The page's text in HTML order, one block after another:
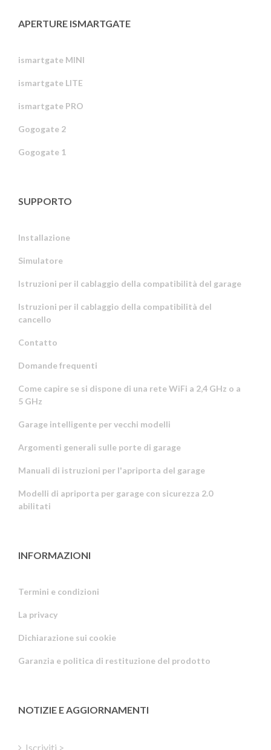
APERTURE ISMARTGATE
ismartgate MINI
ismartgate LITE
ismartgate PRO
Gogogate 2
Gogogate 1
SUPPORTO
Installazione
Simulatore
Istruzioni per il cablaggio della compatibilità del garage
Istruzioni per il cablaggio della compatibilità del
cancello
Contatto
Domande frequenti
Come capire se si dispone di una rete WiFi a 2,4 GHz o a
5 GHz
Garage intelligente per vecchi modelli
Argomenti generali sulle porte di garage
Manuali di istruzioni per l'apriporta del garage
Modelli di apriporta per garage con sicurezza 2.0
abilitati
INFORMAZIONI
Termini e condizioni
La privacy
Dichiarazione sui cookie
Garanzia e politica di restituzione del prodotto
NOTIZIE E AGGIORNAMENTI
Iscriviti >
Estonian